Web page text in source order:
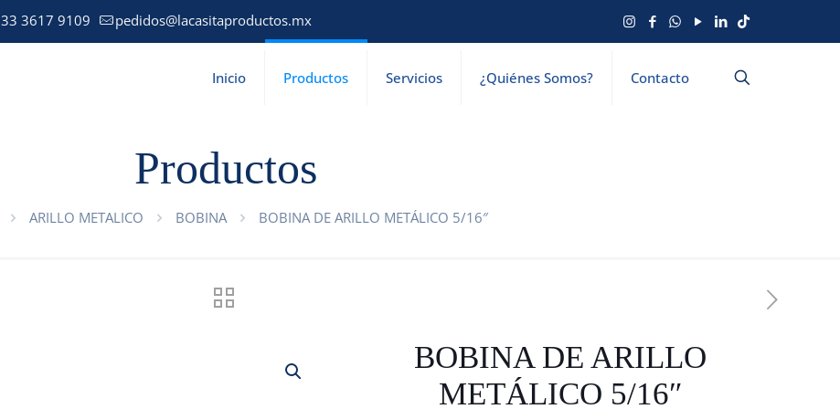
33 3617 9109 pedidos@lacasitaproductos.mx
Inicio Productos Servicios ¿Quiénes Somos? Contacto
Productos
ARILLO METALICO BOBINA BOBINA DE ARILLO METÁLICO 5/16″
BOBINA DE ARILLO
METÁLICO 5/16″